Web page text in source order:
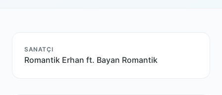
SANATÇI
Romantik Erhan ft. Bayan Romantik